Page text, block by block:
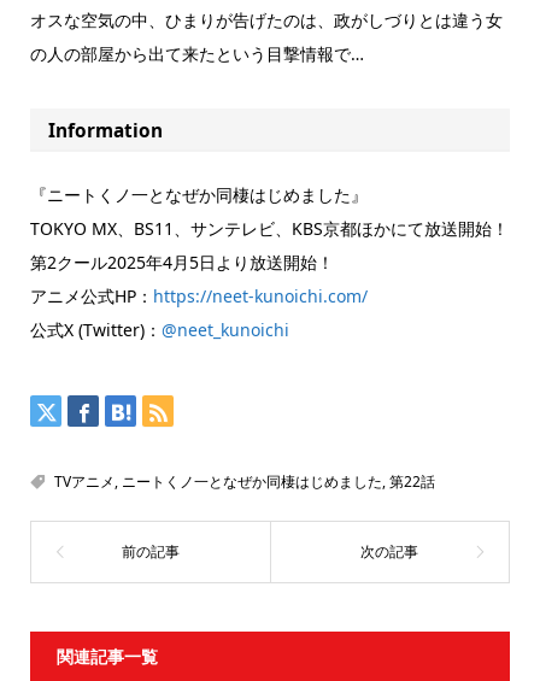
オスな空気の中、ひまりが告げたのは、政がしづりとは違う女
の人の部屋から出て来たという目撃情報で…
Information
『ニートくノ一となぜか同棲はじめました』
TOKYO MX、BS11、サンテレビ、KBS京都ほかにて放送開始！
第2クール2025年4月5日より放送開始！
アニメ公式HP： https://neet-kunoichi.com/
公式X (Twitter)： @neet_kunoichi
TVアニメ, ニートくノ一となぜか同棲はじめました,第22話
関連記事一覧